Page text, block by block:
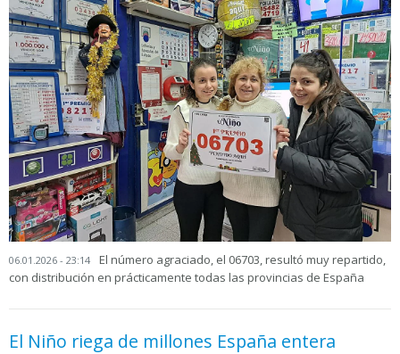
06.01.2026 - 23:14
El número agraciado, el 06703, resultó muy repartido,
con distribución en prácticamente todas las provincias de España
El Niño riega de millones España entera